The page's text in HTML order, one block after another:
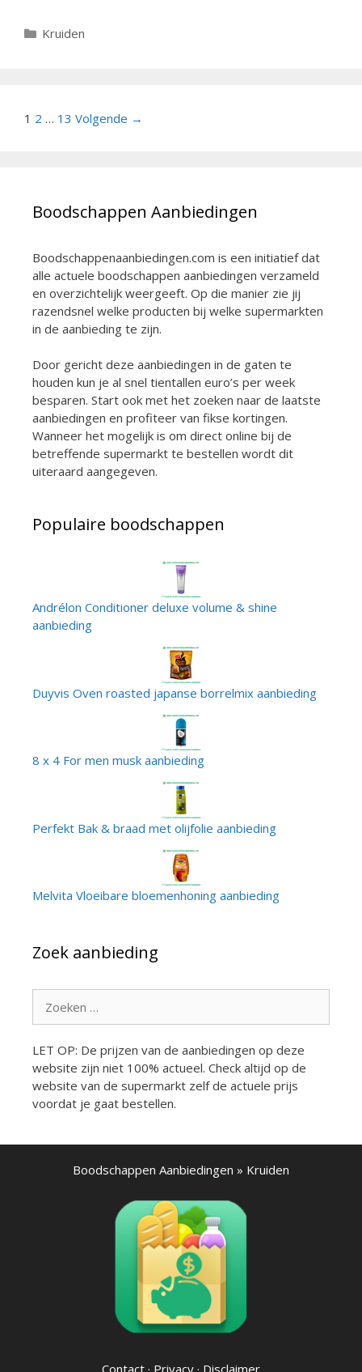
Categorieën
Kruiden
Berichtnavigatie
1 2 … 13 Volgende →
Boodschappen Aanbiedingen
Boodschappenaanbiedingen.com is een initiatief dat
alle actuele boodschappen aanbiedingen verzameld
en overzichtelijk weergeeft. Op die manier zie jij
razendsnel welke producten bij welke supermarkten
in de aanbieding te zijn.
Door gericht deze aanbiedingen in de gaten te
houden kun je al snel tientallen euro’s per week
besparen. Start ook met het zoeken naar de laatste
aanbiedingen en profiteer van fikse kortingen.
Wanneer het mogelijk is om direct online bij de
betreffende supermarkt te bestellen wordt dit
uiteraard aangegeven.
Populaire boodschappen
Andrélon Conditioner deluxe volume & shine
aanbieding
Duyvis Oven roasted japanse borrelmix aanbieding
8 x 4 For men musk aanbieding
Perfekt Bak & braad met olijfolie aanbieding
Melvita Vloeibare bloemenhoning aanbieding
Zoek aanbieding
naar:
LET OP: De prijzen van de aanbiedingen op deze
website zijn niet 100% actueel. Check altijd op de
website van de supermarkt zelf de actuele prijs
voordat je gaat bestellen.
Boodschappen Aanbiedingen » Kruiden